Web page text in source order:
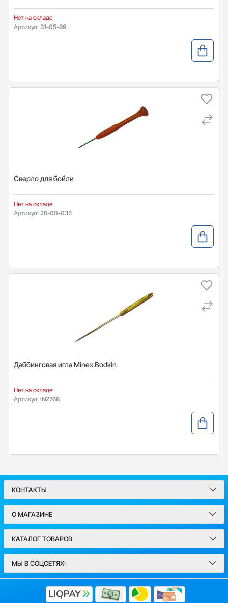
Нет на складе
Артикул: 31-05-99
Сверло для бойли
Нет на складе
Артикул: 26-00-035
Даббинговая игла Minex Bodkin
Нет на складе
Артикул: IN2768
КОНТАКТЫ
О МАГАЗИНЕ
КАТАЛОГ ТОВАРОВ
МЫ В СОЦСЕТЯХ: